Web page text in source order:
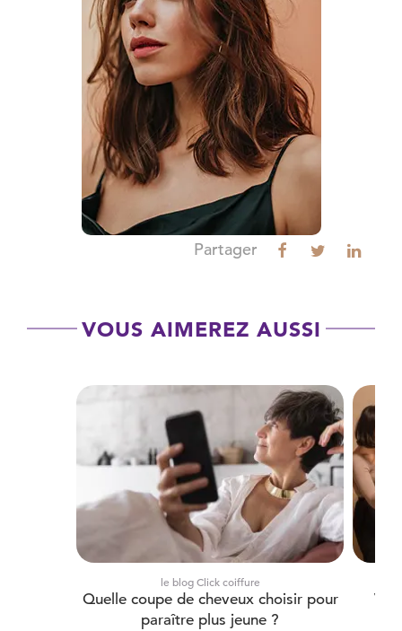
Partager
VOUS AIMEREZ AUSSI
le blog Click coiffure
Quelle coupe de cheveux choisir pour
paraître plus jeune ?